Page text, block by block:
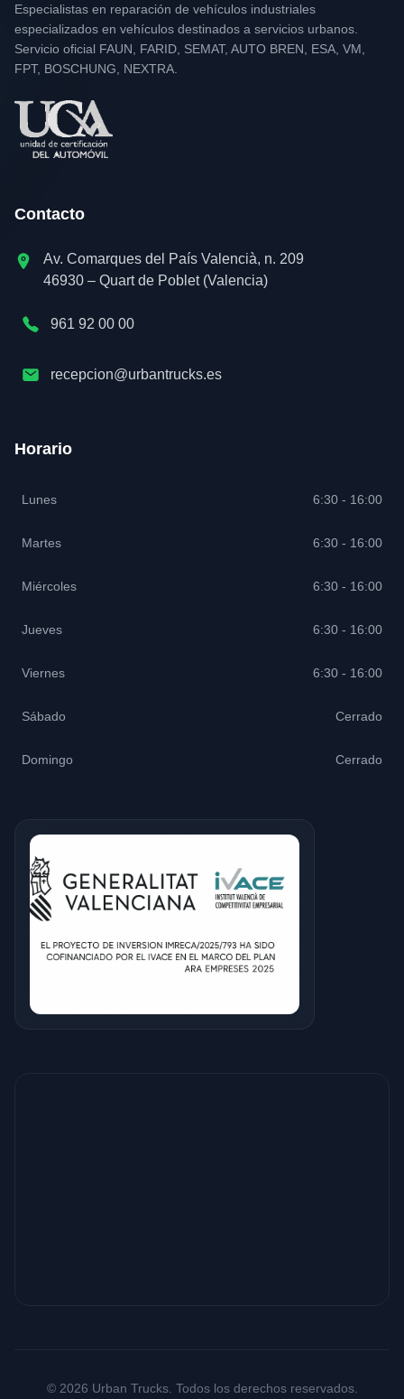
Especialistas en reparación de vehículos industriales
especializados en vehículos destinados a servicios urbanos.
Servicio oficial FAUN, FARID, SEMAT, AUTO BREN, ESA, VM,
FPT, BOSCHUNG, NEXTRA.
Contacto
Av. Comarques del País Valencià, n. 209
46930 – Quart de Poblet (Valencia)
961 92 00 00
recepcion@urbantrucks.es
Horario
Lunes 6:30 - 16:00
Martes 6:30 - 16:00
Miércoles 6:30 - 16:00
Jueves 6:30 - 16:00
Viernes 6:30 - 16:00
Sábado Cerrado
Domingo Cerrado
© 2026 Urban Trucks. Todos los derechos reservados.